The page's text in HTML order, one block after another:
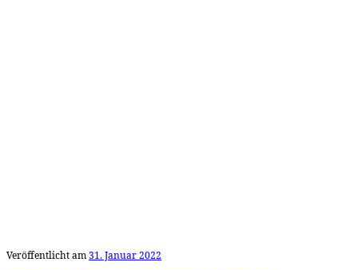
Veröffentlicht am31. Januar 2022